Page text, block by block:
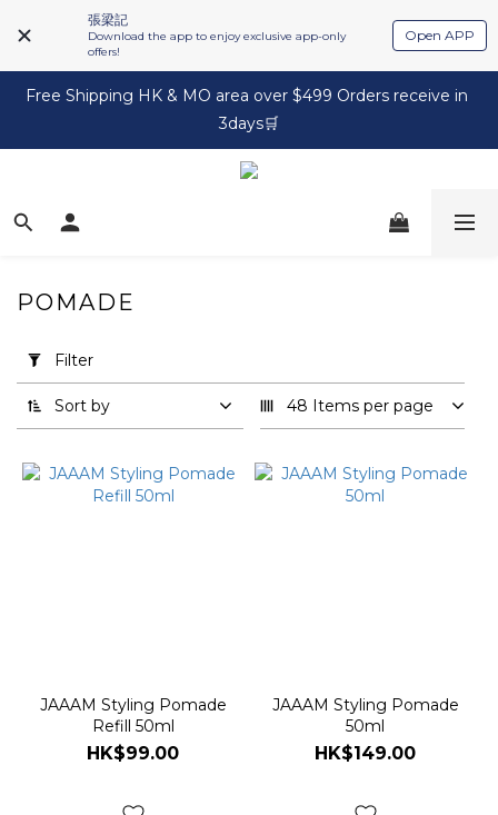
張梁記
Download the app to enjoy exclusive app-only
offers!
Open APP
Free Shipping HK & MO area over $499 Orders receive in
3days🛒
Filter
(0/20)
Firsthand
江獸 (1)
Prospectors
Uppercut
POMADE
Filter
Sort by 48 Items per page
JAAAM Styling Pomade
Refill 50ml
HK$99.00
JAAAM Styling Pomade
50ml
HK$149.00